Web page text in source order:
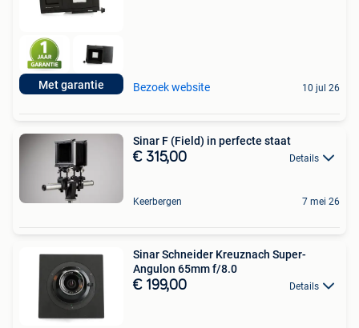
Met garantie Bezoek website 10 jul 26
Sinar F (Field) in perfecte staat
€ 315,00 Details
Keerbergen 7 mei 26
Sinar Schneider Kreuznach Super-
Angulon 65mm f/8.0
€ 199,00 Details